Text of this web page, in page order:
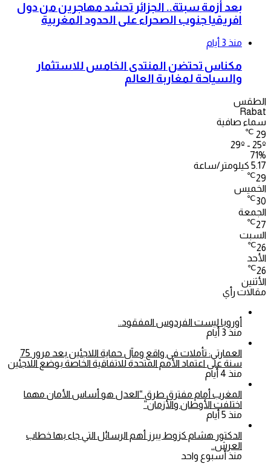
بعد أزمة سبتة.. الجزائر تحشد مهاجرين من دول
افريقيا جنوب الصحراء على الحدود المغربية
منذ 3 أيام
مكناس تحتضن المنتدى الخامس للاستثمار
والسياحة لمغاربة العالم
الطقس
Rabat
سماء صافية
29
℃
29º - 25º
71%
5.17 كيلومتر/ساعة
29
℃
الخميس
30
℃
الجمعة
27
℃
السبت
26
℃
الأحد
26
℃
الأثنين
مقالات رأي
أوروبا ليست الفردوس المفقود..
منذ 3 أيام
العمارتي: تأملات في واقع ومآل حماية اللاجئين بعد مرور 75
سنة على اعتماد الأمم المتحدة للاتفاقية الخاصة بوضع اللاجئين
منذ 4 أيام
المغرب أمام مفترق طرق “العدل هو أساس الأمان مهما
اختلفت الأوطان والأزمان”
منذ 5 أيام
الدكتور هشام كزوط يبرز أهم الرسائل التي جاء بها خطاب
العرش..
منذ أسبوع واحد